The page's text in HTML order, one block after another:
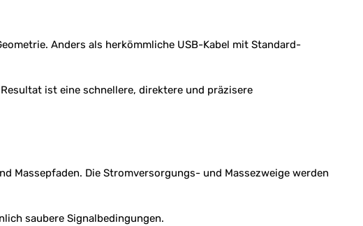
Anders als herkömmliche USB-Kabel mit Standard-
ist eine schnellere, direktere und präzisere
Massepfaden. Die Stromversorgungs- und Massezweige werden
saubere Signalbedingungen.